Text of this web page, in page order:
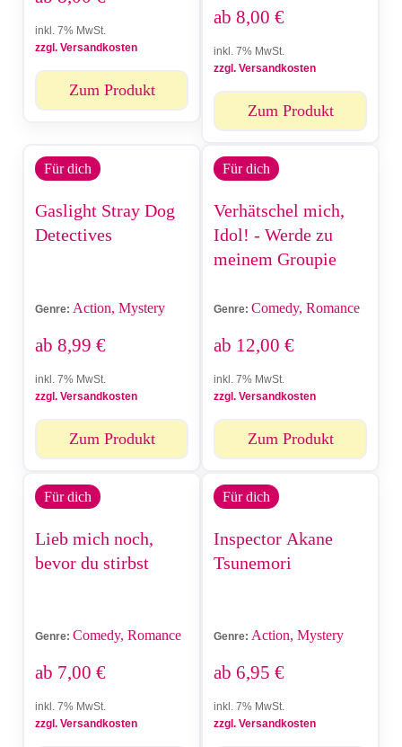
inkl. 7% MwSt.
zzgl. Versandkosten
Zum Produkt
ab 8,00 €
inkl. 7% MwSt.
zzgl. Versandkosten
Zum Produkt
Für dich
Gaslight Stray Dog
Detectives
Genre: Action, Mystery
ab 8,99 €
inkl. 7% MwSt.
zzgl. Versandkosten
Zum Produkt
Für dich
Verhätschel mich,
Idol! - Werde zu
meinem Groupie
Genre: Comedy, Romance
ab 12,00 €
inkl. 7% MwSt.
zzgl. Versandkosten
Zum Produkt
Für dich
Lieb mich noch,
bevor du stirbst
Genre: Comedy, Romance
ab 7,00 €
inkl. 7% MwSt.
zzgl. Versandkosten
Für dich
Inspector Akane
Tsunemori
Genre: Action, Mystery
ab 6,95 €
inkl. 7% MwSt.
zzgl. Versandkosten